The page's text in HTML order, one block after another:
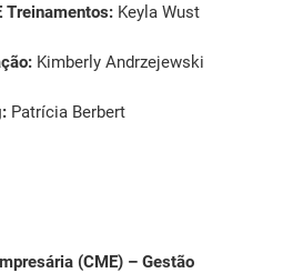
Treinamentos: Keyla Wust
Kimberly Andrzejewski
Patrícia Berbert
(CME) – Gestão